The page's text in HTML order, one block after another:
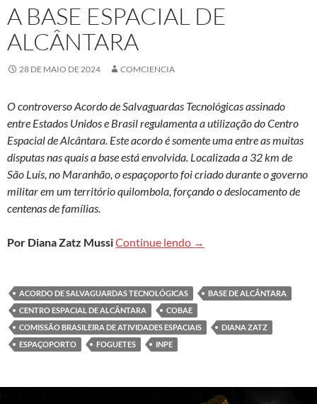
A BASE ESPACIAL DE
ALCÂNTARA
28 DE MAIO DE 2024 COMCIENCIA
O controverso Acordo de Salvaguardas Tecnológicas assinado
entre Estados Unidos e Brasil regulamenta a utilização do Centro
Espacial de Alcântara. Este acordo é somente uma entre as muitas
disputas nas quais a base está envolvida. Localizada a 32 km de
São Luís, no Maranhão, o espaçoporto foi criado durante o governo
militar em um território quilombola, forçando o deslocamento de
centenas de famílias.
Por Diana Zatz MussiContinue lendo A base espacial de
→
ACORDO DE SALVAGUARDAS TECNOLÓGICAS
BASE DE ALCÂNTARA
CENTRO ESPACIAL DE ALCÂNTARA
COBAE
COMISSÃO BRASILEIRA DE ATIVIDADES ESPACIAIS
DIANA ZATZ
ESPAÇOPORTO
FOGUETES INPE